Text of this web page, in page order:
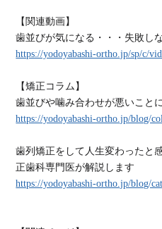
【関連動画】
歯並びが気になる・・・失敗し
https://yodoyabashi-ortho.jp/sp/c/
【矯正コラム】
歯並びや噛み合わせが悪いこと
https://yodoyabashi-ortho.jp/blog/
歯列矯正をして人生変わったと
正歯科専門医が解説します
https://yodoyabashi-ortho.jp/blog/